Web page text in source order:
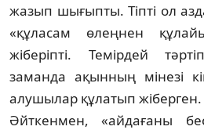
жазып шы­ғып­ты. Тіпті ол
«құласам өлеңнен
жіберіпті. Темірдей
заманда ақынның мінезі
алушылар құлатып жіберген.
Әйткенмен, «айдағаны